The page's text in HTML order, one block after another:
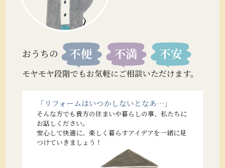
おうちの
モヤモヤ段階でもお気軽にご相談いただけます。
「リフォームはいつかしないとなあ…」
そんな方でも貴方の住まいや暮らしの事、私たちに
お話しください。
安心して快適に、楽しく暮らすアイデアを一緒に見
つけていきましょう！